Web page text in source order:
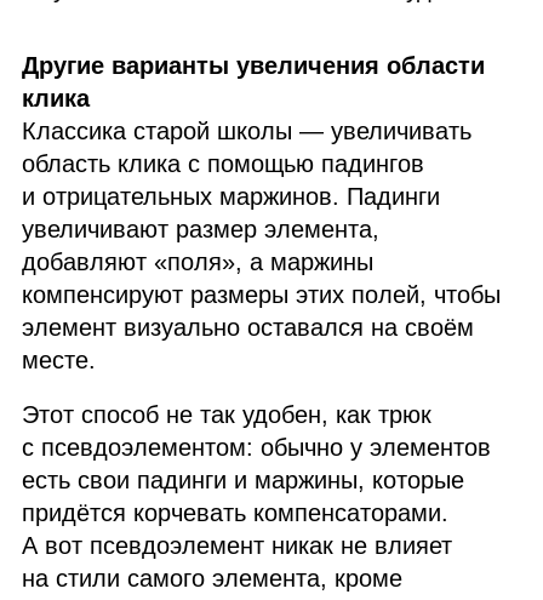
Другие варианты увеличения области
клика
Классика старой школы — увеличивать
область клика с помощью падингов
и отрицательных маржинов. Падинги
увеличивают размер элемента,
добавляют «поля», а маржины
компенсируют размеры этих полей, чтобы
элемент визуально оставался на своём
месте.
Этот способ не так удобен, как трюк
с псевдоэлементом: обычно у элементов
есть свои падинги и маржины, которые
придётся корчевать компенсаторами.
А вот псевдоэлемент никак не влияет
на стили самого элемента, кроме